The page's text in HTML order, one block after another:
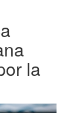
la